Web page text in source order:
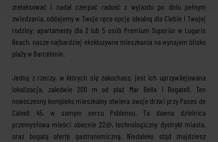
zrelaksować i nadal czerpać radość z wyjazdu po dniu pełnym
zwiedzania, oddajemy w Twoje ręce opcję idealną dla Ciebie i Twojej
rodziny: apartamenty dla 2 lub 5 osób Premium Superior w Lugaris
Beach, nasze najbardziej ekskluzywne mieszkania na wynajem blisko
plaży w Barcelonie.
Jedną z rzeczy, w których się zakochasz, jest ich uprzywilejowana
lokalizacja, zaledwie 200 m od plaż Mar Bella i Bogatell. Ten
nowoczesny kompleks mieszkalny otwiera swoje drzwi przy Paseo de
Calvell 45, w samym sercu Poblenou. Ta dawna dzielnica
przemysłowa mieści obecnie 22@, technologiczny dystrykt miasta,
oraz bogatą ofertę gastronomiczną. Niedaleko stąd znajdziesz